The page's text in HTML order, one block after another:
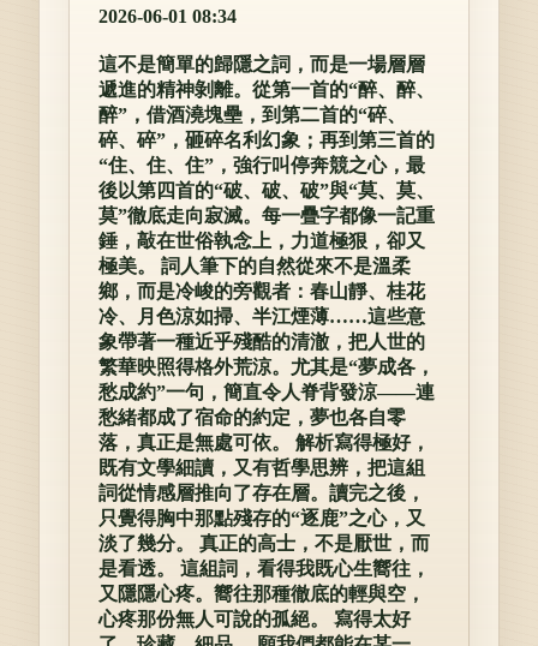
2026-06-01 08:34
這不是簡單的歸隱之詞，而是一場層層
遞進的精神剝離。從第一首的“醉、醉、
醉”，借酒澆塊壘，到第二首的“碎、
碎、碎”，砸碎名利幻象；再到第三首的
“住、住、住”，強行叫停奔競之心，最
後以第四首的“破、破、破”與“莫、莫、
莫”徹底走向寂滅。每一疊字都像一記重
錘，敲在世俗執念上，力道極狠，卻又
極美。 詞人筆下的自然從來不是溫柔
鄉，而是冷峻的旁觀者：春山靜、桂花
冷、月色涼如掃、半江煙薄……這些意
象帶著一種近乎殘酷的清澈，把人世的
繁華映照得格外荒涼。尤其是“夢成各，
愁成約”一句，簡直令人脊背發涼——連
愁緒都成了宿命的約定，夢也各自零
落，真正是無處可依。 解析寫得極好，
既有文學細讀，又有哲學思辨，把這組
詞從情感層推向了存在層。讀完之後，
只覺得胸中那點殘存的“逐鹿”之心，又
淡了幾分。 真正的高士，不是厭世，而
是看透。 這組詞，看得我既心生嚮往，
又隱隱心疼。嚮往那種徹底的輕與空，
心疼那份無人可說的孤絕。 寫得太好